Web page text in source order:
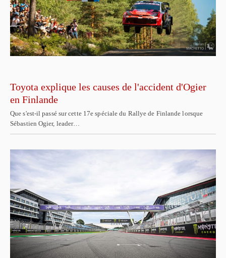
Toyota explique les causes de l'accident d'Ogier
en Finlande
Que s'est-il passé sur cette 17e spéciale du Rallye de Finlande lorsque
Sébastien Ogier, leader…